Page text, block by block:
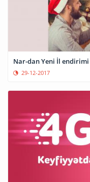
Nar-dan Yeni İl endirimi
29-12-2017